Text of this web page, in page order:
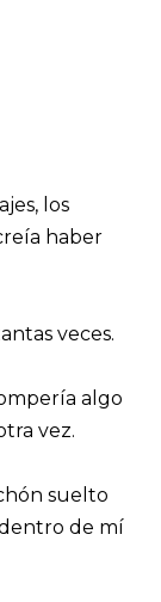
los
haber
veces.
algo
vez.
suelto
de mí